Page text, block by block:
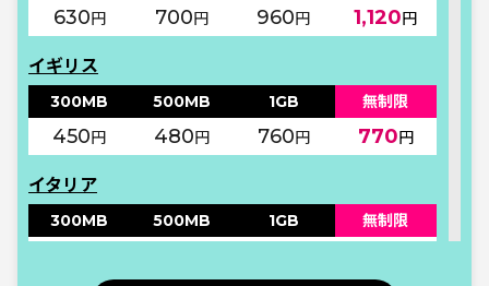
630円 700円 960円 1,120円
イギリス
300MB 500MB 1GB 無制限
450円 480円 760円 770円
イタリア
300MB 500MB 1GB 無制限